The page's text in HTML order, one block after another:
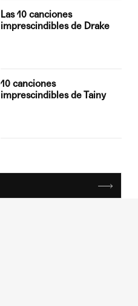
Las 10 canciones
imprescindibles de Drake
10 canciones
imprescindibles de Tainy